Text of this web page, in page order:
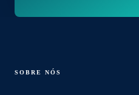
SOBRE NÓS